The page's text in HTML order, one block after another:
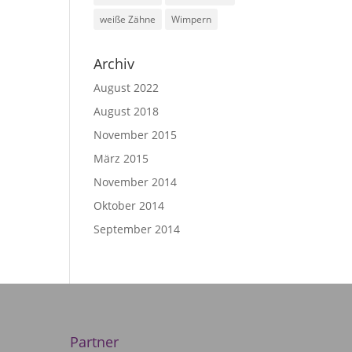
weiße Zähne
Wimpern
Archiv
August 2022
August 2018
November 2015
März 2015
November 2014
Oktober 2014
September 2014
Partner